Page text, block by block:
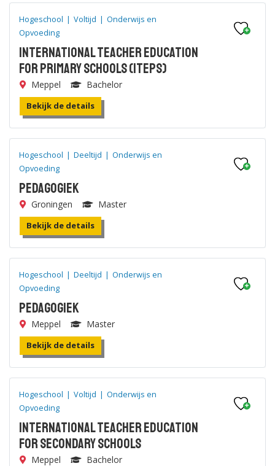
Hogeschool | Voltijd | Onderwijs en
Opvoeding
International Teacher Education
for Primary Schools (ITEps)
Meppel Bachelor
Bekijk de details
Hogeschool | Deeltijd | Onderwijs en
Opvoeding
Pedagogiek
Groningen Master
Bekijk de details
Hogeschool | Deeltijd | Onderwijs en
Opvoeding
Pedagogiek
Meppel Master
Bekijk de details
Hogeschool | Voltijd | Onderwijs en
Opvoeding
International Teacher Education
for Secondary Schools
Meppel Bachelor